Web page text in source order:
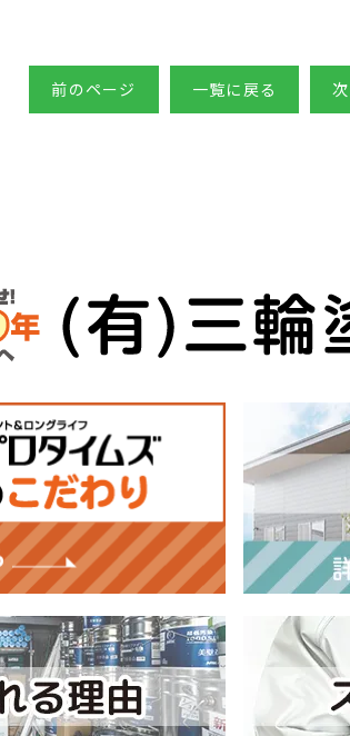
前のページ 一覧に戻る